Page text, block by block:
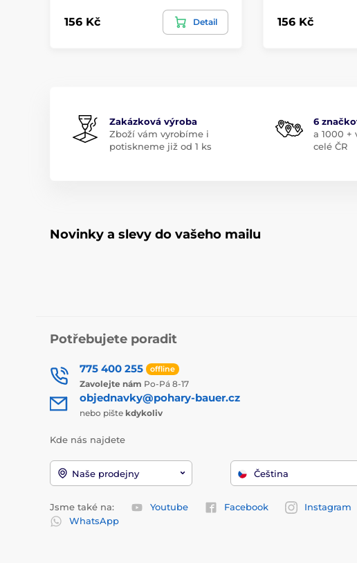
156 Kč Detail 156 Kč
Zakázková výroba
Zboží vám vyrobíme i
potiskneme již od 1 ks
6
a 1000 +
celé ČR
Novinky a slevy do vašeho mailu
Potřebujete poradit
775 400 255 offline
Zavolejte nám Po-Pá 8-17
objednavky@pohary-bauer.cz
nebo pište kdykoliv
Kde nás najdete
Naše prodejny Čeština
Jsme také na: Youtube Facebook Instagram
WhatsApp